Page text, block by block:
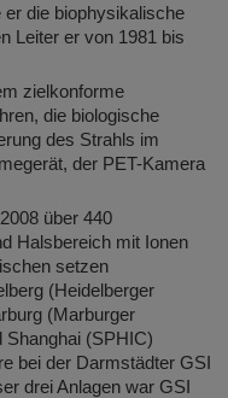
er die biophysikalische
Leiter er von 1981 bis
zielkonforme
die biologische
des Strahls im
der PET-Kamera
über 440
Halsbereich mit Ionen
setzen
(Heidelberger
(Marburger
Shanghai (SPHIC)
bei der Darmstädter GSI
drei Anlagen war GSI